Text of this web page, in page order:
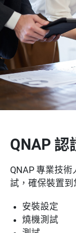
QNAP 認
QNAP 專業技
試，確保裝置到
安裝設定
燒機測試